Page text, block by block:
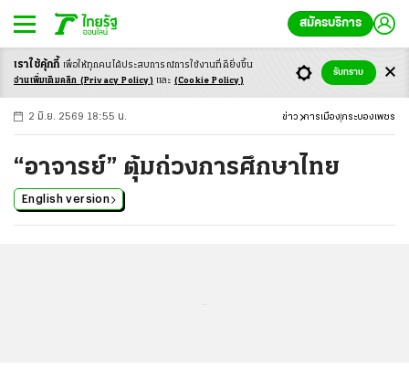
สมัครบริการ
-ก ก ก+
2 มิ.ย. 2569 18:55 น. ข่าว การเมืองกระบองเพชร
“อาจารย์” ตุ้มถ่วงการศึกษาไทย
English version
เราใช้คุ้กกี้ เพื่อให้ทุกคนได้ประสบการณ์การใช้งานที่ดียิ่งขึ้น
อ่านเพิ่มเติมคลิก (Privacy Policy) และ (Cookie Policy)
รับทราบ